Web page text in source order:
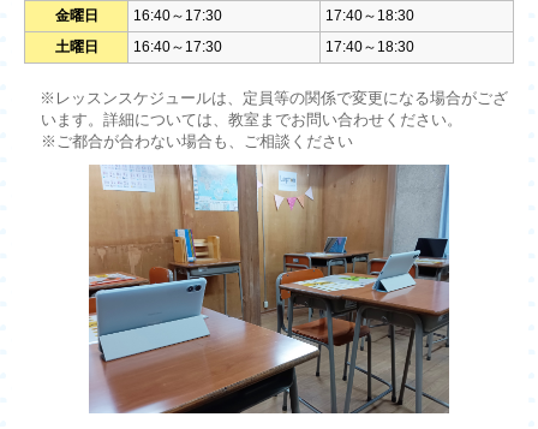
金曜日
16:40～17:30
17:40～18:30
土曜日
16:40～17:30 17:40～18:30
※レッスンスケジュールは、定員等の関係で変更になる場合がござ
います。詳細については、教室までお問い合わせください。
※ご都合が合わない場合も、ご相談ください